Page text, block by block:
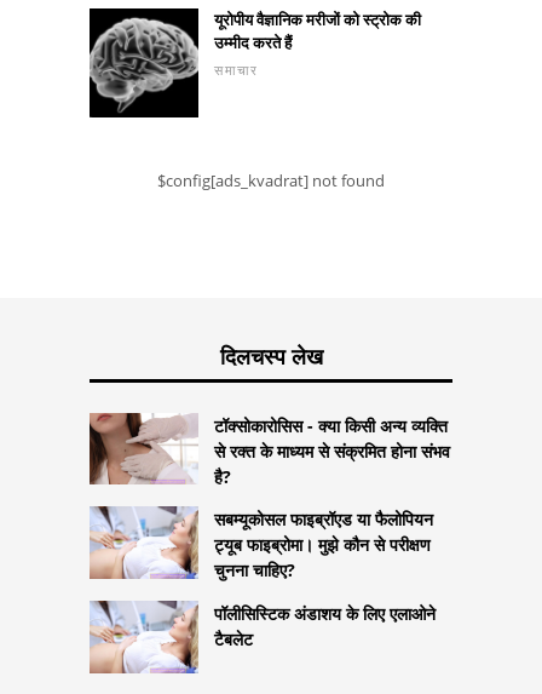
यूरोपीय वैज्ञानिक मरीजों को स्ट्रोक की
उम्मीद करते हैं
समाचार
$config[ads_kvadrat] not found
दिलचस्प लेख
टॉक्सोकारोसिस - क्या किसी अन्य व्यक्ति
से रक्त के माध्यम से संक्रमित होना संभव
है?
सबम्यूकोसल फाइब्रॉएड या फैलोपियन
ट्यूब फाइब्रोमा। मुझे कौन से परीक्षण
चुनना चाहिए?
पॉलीसिस्टिक अंडाशय के लिए एलाओने
टैबलेट